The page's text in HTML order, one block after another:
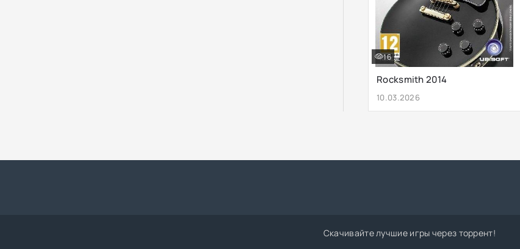
Rocksmith 2014
10.03.2026
16
Скачивайте лучшие игры через торрент!